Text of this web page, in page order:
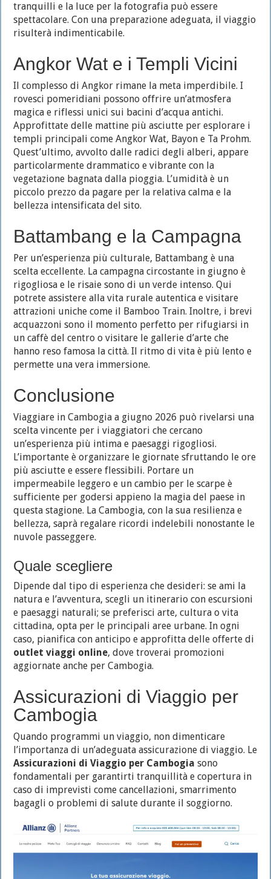
tranquilli e la luce per la fotografia può essere
spettacolare. Con una preparazione adeguata, il viaggio
risulterà indimenticabile.
Angkor Wat e i Templi Vicini
Il complesso di Angkor rimane la meta imperdibile. I
rovesci pomeridiani possono offrire un’atmosfera
magica e riflessi unici sui bacini d’acqua antichi.
Approfittate delle mattine più asciutte per esplorare i
templi principali come Angkor Wat, Bayon e Ta Prohm.
Quest’ultimo, avvolto dalle radici degli alberi, appare
particolarmente drammatico e vibrante con la
vegetazione bagnata dalla pioggia. L’umidità è un
piccolo prezzo da pagare per la relativa calma e la
bellezza intensificata del sito.
Battambang e la Campagna
Per un’esperienza più culturale, Battambang è una
scelta eccellente. La campagna circostante in giugno è
rigogliosa e le risaie sono di un verde intenso. Qui
potrete assistere alla vita rurale autentica e visitare
attrazioni uniche come il Bamboo Train. Inoltre, i brevi
acquazzoni sono il momento perfetto per rifugiarsi in
un caffè del centro o visitare le gallerie d’arte che
hanno reso famosa la città. Il ritmo di vita è più lento e
permette una vera immersione.
Conclusione
Viaggiare in Cambogia a giugno 2026 può rivelarsi una
scelta vincente per i viaggiatori che cercano
un’esperienza più intima e paesaggi rigogliosi.
L’importante è organizzare le giornate sfruttando le ore
più asciutte e essere flessibili. Portare un
impermeabile leggero e un cambio per le scarpe è
sufficiente per godersi appieno la magia del paese in
questa stagione. La Cambogia, con la sua resilienza e
bellezza, saprà regalare ricordi indelebili nonostante le
nuvole passeggere.
Quale scegliere
Dipende dal tipo di esperienza che desideri: se ami la
natura e l’avventura, scegli un itinerario con escursioni
e paesaggi naturali; se preferisci arte, cultura o vita
cittadina, opta per le principali aree urbane. In ogni
caso, pianifica con anticipo e approfitta delle offerte di
outlet viaggi online, dove troverai promozioni
aggiornate anche per Cambogia.
Assicurazioni di Viaggio per
Cambogia
Quando programmi un viaggio, non dimenticare
l’importanza di un’adeguata assicurazione di viaggio. Le
Assicurazioni di Viaggio per Cambogia sono
fondamentali per garantirti tranquillità e copertura in
caso di imprevisti come cancellazioni, smarrimento
bagagli o problemi di salute durante il soggiorno.